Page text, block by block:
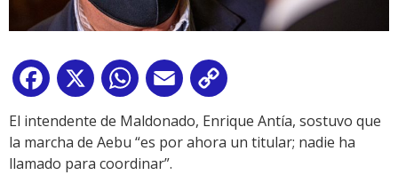
Facebook
X WhatsApp
Email
Link
El intendente de Maldonado, Enrique Antía, sostuvo que
la marcha de Aebu “es por ahora un titular; nadie ha
llamado para coordinar”.